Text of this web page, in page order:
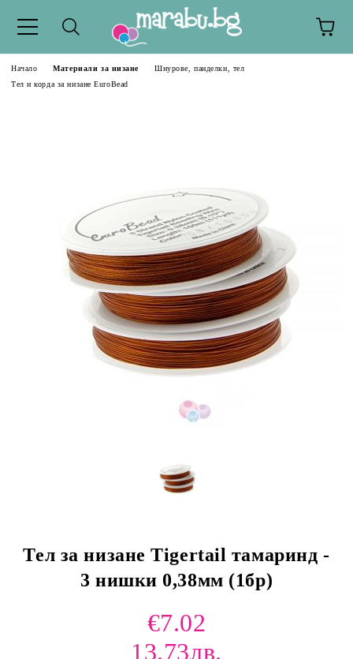
Начало Материали за низане
Шнурове, панделки, тел
Тел и корда за низане EuroBead
Тел за низане Tigertail тамаринд -
3 нишки 0,38мм (1бр)
€7.02
13.73лв.